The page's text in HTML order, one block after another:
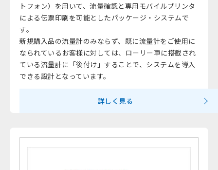
トフォン）を用いて、流量確認と専用モバイルプリンタ
による伝票印刷を可能としたパッケージ・システムで
す。
新規購入品の流量計のみならず、既に流量計をご使用に
なられているお客様に対しては、ローリー車に搭載され
ている流量計に「後付け」することで、システムを導入
できる設計となっています。
詳しく見る